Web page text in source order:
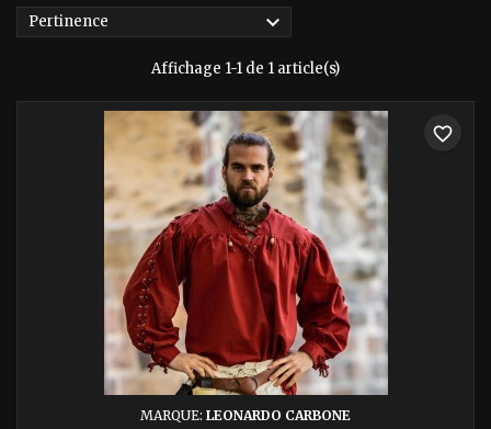
Pertinence 
Affichage 1-1 de 1 article(s)
MARQUE: LEONARDO CARBONE
favorite_border